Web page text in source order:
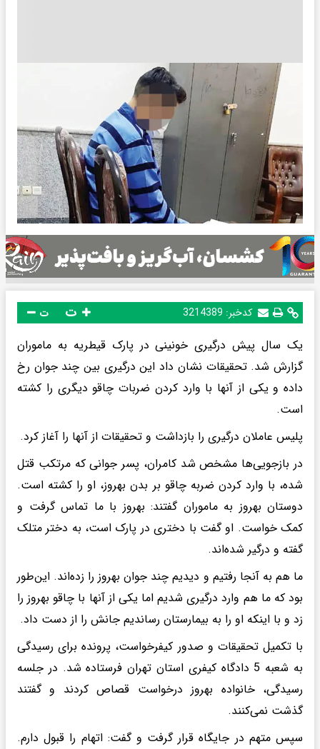
کدخبر: 3214389 ت
یک سال پیش درگیری خونینی در پارک قیطریه به ماموران
گزارش شد. تحقیقات نشان داد این درگیری بین چند جوان رخ
داده و یکی از آنها با وارد کردن ضربات چاقو دیگری را کشته
است.
پلیس عاملان درگیری را بازداشت و تحقیقات از آنها را آغاز کرد.
در بازجویی‌ها مشخص شد کامران، پسر جوانی که مرتکب قتل
شده‌‌، با وارد کردن ضربه چاقو بر بدن بهروز، او را کشته است.
دوستان بهروز به ماموران گفتند: بهروز با ما تماس گرفت و
کمک خواست. او گفت با دختری در پارک است، به دختر متلک
گفته و درگیر شده‌اند.
ما هم به آنجا رفتیم و دیدیم چند جوان بهروز را زده‌اند. این‌طور
بود که ما هم وارد درگیری شدیم اما یکی از آنها با چاقو بهروز را
زد و با اینکه او را به بیمارستان رساندیم جانش را از دست داد.
با تکمیل تحقیقات و صدور کیفرخواست، پرونده برای رسیدگی
به شعبه 5 دادگاه کیفری استان تهران فرستاده شد. در جلسه
رسیدگی، خانواده بهروز درخواست قصاص کردند و گفتند
گذشت نمی‌کنند.
سپس متهم در جایگاه قرار گرفت و گفت: اتهام را قبول دارم.